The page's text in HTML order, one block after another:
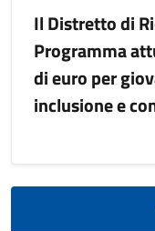
Il Distretto di
Programma
di euro per
inclusione e